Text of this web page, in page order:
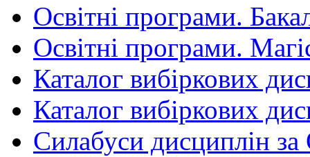
Освітні програми.
Освітні програми.
Каталог вибіркових
Каталог вибіркових
Силабуси дисциплін